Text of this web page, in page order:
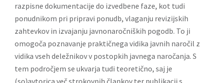
razpisne dokumentacije do izvedbene faze, kot tudi
ponudnikom pri pripravi ponudb, vlaganju revizijskih
zahtevkov in izvajanju javnonaročniških pogodb. To ji
omogoča poznavanje praktičnega vidika javnih naročil z
vidika vseh deležnikov v postopkih javnega naročanja. S
tem področjem se ukvarja tudi teoretično, saj je
(so)avtorica več strokovnih člankov ter publikacij s